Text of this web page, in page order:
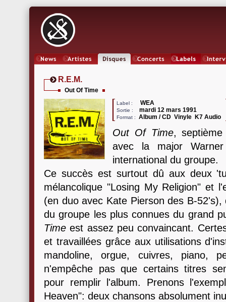
R.E.M.
Out Of Time
Label : WEA
Sortie : mardi 12 mars 1991
Format : Album / CD Vinyle K7 Audio
Out Of Time,
avec la major
international du groupe.
Ce succès est surtout dû aux deux
mélancolique "Losing My Religion" et
(en duo avec Kate Pierson des B-
du groupe les plus connues du grand
Time est assez peu convaincant.
et travaillées grâce aux utilisations
mandoline, orgue, cuivres, piano,
n'empêche pas que certains titres
pour remplir l'album. Prenons
Heaven": deux chansons absolument